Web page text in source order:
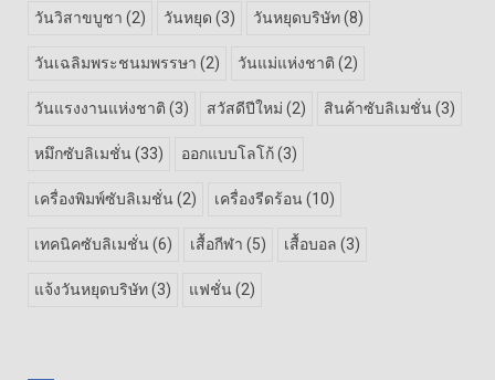
วันวิสาขบูชา (2) วันหยุด (3) วันหยุดบริษัท(8)
วันเฉลิมพระชนมพรรษา (2) วันแม่แห่งชาติ (2)
วันแรงงานแห่งชาติ (3) สวัสดีปีใหม่ (2) สินค้าซับลิเมชั่น (3)
หมึกซับลิเมชั่น (33) ออกแบบโลโก้(3)
เครื่องพิมพ์ซับลิเมชั่น (2) เครื่องรีดร้อน (10)
เทคนิคซับลิเมชั่น (6) เสื้อกีฬา (5) เสื้อบอล (3)
แจ้งวันหยุดบริษัท(3) แฟชั่น (2)